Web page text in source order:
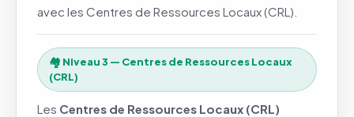
avec les Centres de Ressources Locaux (CRL).
🏘️ Niveau 3 — Centres de Ressources Locaux
(CRL)
Les Centres de Ressources Locaux (CRL)